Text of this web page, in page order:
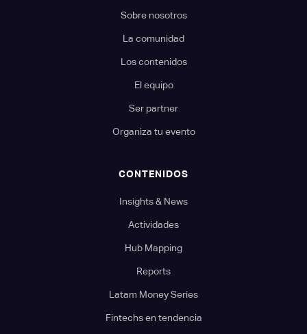
Sobre nosotros
La comunidad
Los contenidos
El equipo
Ser partner
Organiza tu evento
CONTENIDOS
Insights & News
Actividades
Hub Mapping
Reports
Latam Money Series
Fintechs en tendencia